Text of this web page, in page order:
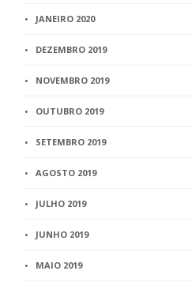
JANEIRO 2020
DEZEMBRO 2019
NOVEMBRO 2019
OUTUBRO 2019
SETEMBRO 2019
AGOSTO 2019
JULHO 2019
JUNHO 2019
MAIO 2019